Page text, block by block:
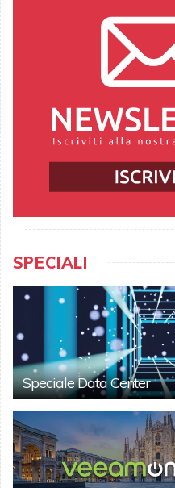
SPECIALI
Speciale Data Center